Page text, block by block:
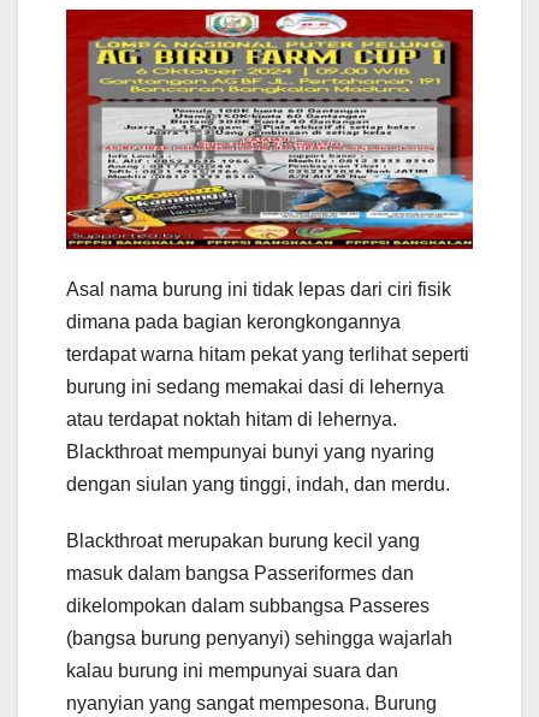
Asal nama burung ini tidak lepas dari ciri fisik
dimana pada bagian kerongkongannya
terdapat warna hitam pekat yang terlihat seperti
burung ini sedang memakai dasi di lehernya
atau terdapat noktah hitam di lehernya.
Blackthroat mempunyai bunyi yang nyaring
dengan siulan yang tinggi, indah, dan merdu.
Blackthroat merupakan burung kecil yang
masuk dalam bangsa Passeriformes dan
dikelompokan dalam subbangsa Passeres
(bangsa burung penyanyi) sehingga wajarlah
kalau burung ini mempunyai suara dan
nyanyian yang sangat mempesona. Burung